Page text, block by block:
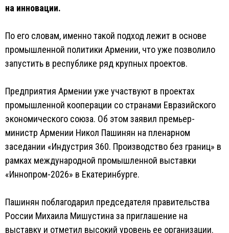
на инновации.
По его словам, именно такой подход лежит в основе
промышленной политики Армении, что уже позволило
запустить в республике ряд крупных проектов.
Предприятия Армении уже участвуют в проектах
промышленной кооперации со странами Евразийского
экономического союза. Об этом заявил премьер-
министр Армении Никол Пашинян на пленарном
заседании «Индустрия 360. Производство без границ» в
рамках международной промышленной выставки
«Иннопром-2026» в Екатеринбурге.
Пашинян поблагодарил председателя правительства
России Михаила Мишустина за приглашение на
выставку и отметил высокий уровень ее организации.